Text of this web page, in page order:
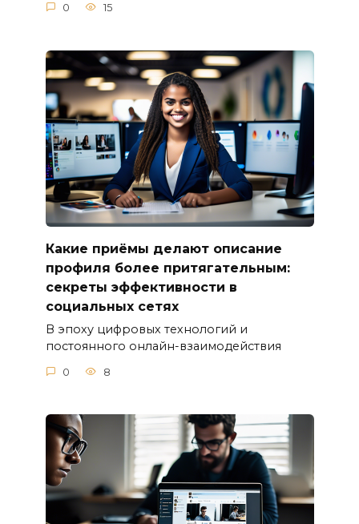
0 15
Какие приёмы делают описание
профиля более притягательным:
секреты эффективности в
социальных сетях
В эпоху цифровых технологий и
постоянного онлайн-взаимодействия
0 8